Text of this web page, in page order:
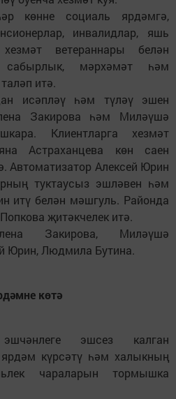
көнне социаль ярдәмгә,
инвалидлар, яшь
ветераннары белән
мәрхәмәт һәм
итә.
исәпләү һәм түләү эшен
Закирова һәм Миләүшә
Клиентларга хезмәт
Астраханцева көн саен
Автоматизатор Алексей Юрин
туктаусыз эшләвен һәм
итү белән мәшгуль. Районда
җитәкчелек итә.
Закирова, Миләүшә
Юрин, Людмила Бутина.
көтә
эшсез калган
күрсәтү һәм халыкның
чараларын тормышка